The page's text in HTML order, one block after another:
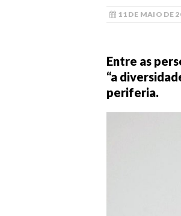
11 DE MAIO DE
Entre as
“a
periferia.